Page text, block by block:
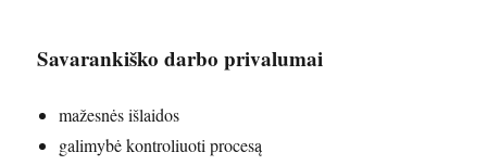
Savarankiško darbo privalumai
mažesnės išlaidos
galimybė kontroliuoti procesą